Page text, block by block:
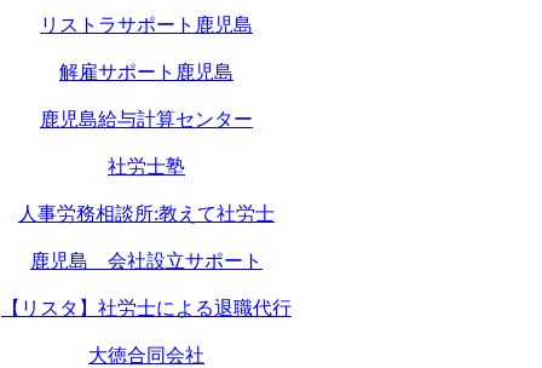
リストラサポート鹿児島
解雇サポート鹿児島
鹿児島給与計算センター
社労士塾
人事労務相談所:教えて社労士
鹿児島 会社設立サポート
【リスタ】社労士による退職代行
大徳合同会社